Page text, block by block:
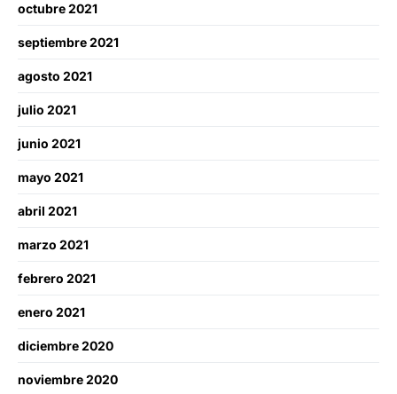
octubre 2021
septiembre 2021
agosto 2021
julio 2021
junio 2021
mayo 2021
abril 2021
marzo 2021
febrero 2021
enero 2021
diciembre 2020
noviembre 2020